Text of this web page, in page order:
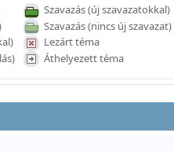
Szavazás (új szavazatokkal)
Szavazás (nincs új szavazat)
Lezárt téma
Áthelyezett téma